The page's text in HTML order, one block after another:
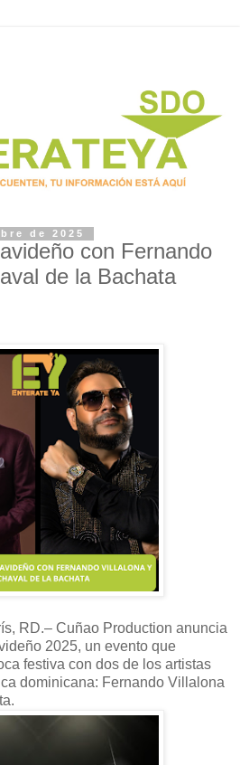
de 2025
con Fernando
de la Bachata
RD.– Cuñao Production anuncia
2025, un evento que
festiva con dos de los artistas
dominicana: Fernando Villalona